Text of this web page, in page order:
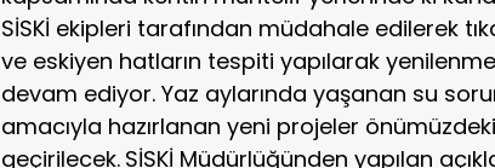
SİSKİ ekipleri tarafından müdahale edilerek
ve eskiyen hatların tespiti yapılarak
devam ediyor. Yaz aylarında yaşanan su
amacıyla hazırlanan yeni projeler
geçirilecek. SİSKİ Müdürlüğünden yapılan